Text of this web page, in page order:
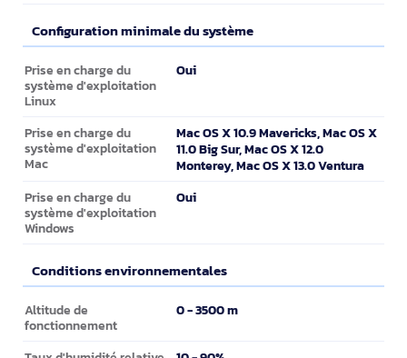
Configuration minimale du système
Configuration minimale du système
Prise en charge du
système d'exploitation
Linux
Oui
Prise en charge du
système d'exploitation
Mac
Mac OS X 10.9 Mavericks, Mac OS X
11.0 Big Sur, Mac OS X 12.0
Monterey, Mac OS X 13.0 Ventura
Prise en charge du
système d'exploitation
Windows
Oui
Conditions environnementales
Conditions environnementales
Altitude de
fonctionnement
0 - 3500 m